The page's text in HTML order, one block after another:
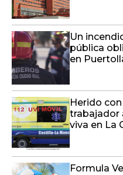
Un
pública
en
Herido
trabajador
viva en La
Formula